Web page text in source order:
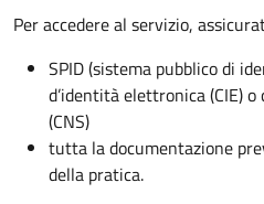
Per accedere al servizio,
SPID (sistema pubblico di
d’identità elettronica (CIE)
(CNS)
tutta la documentazione
della pratica.